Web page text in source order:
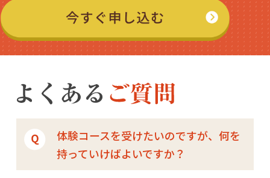
体験コースを受けたいのですが、何を
持っていけばよいですか？